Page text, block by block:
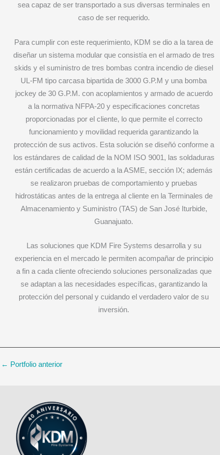
sea capaz de ser transportado a sus diversas terminales en
caso de ser requerido.
Para cumplir con este requerimiento, KDM se dio a la tarea de
diseñar un sistema modular que consistía en el armado de tres
skids y el suministro de tres bombas contra incendio de diesel
UL-FM tipo carcasa bipartida de 3000 G.P.M y una bomba
jockey de 30 G.P.M. con acoplamientos y armado de acuerdo
a la normativa NFPA-20 y especificaciones concretas
proporcionadas por el cliente, lo que permite el correcto
funcionamiento y movilidad requerida garantizando la
protección de sus activos. Esta solución se diseñó conforme a
los estándares de calidad de la NOM ISO 9001, las soldaduras
están certificadas de acuerdo a la ASME, sección IX; además
se realizaron pruebas de comportamiento y pruebas
hidrostáticas antes de la entrega al cliente en la Terminales de
Almacenamiento y Suministro (TAS) de San José Iturbide,
Guanajuato.
Las soluciones que KDM Fire Systems desarrolla y su
experiencia en el mercado le permiten acompañar de principio
a fin a cada cliente ofreciendo soluciones personalizadas que
se adaptan a las necesidades específicas, garantizando la
protección del personal y cuidando el verdadero valor de su
inversión.
← Portfolio anterior